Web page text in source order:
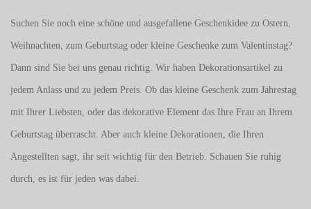
Suchen Sie noch eine schöne und ausgefallene Geschenkidee zu Ostern,
Weihnachten, zum Geburtstag oder kleine Geschenke zum Valentinstag?
Dann sind Sie bei uns genau richtig. Wir haben Dekorationsartikel zu
jedem Anlass und zu jedem Preis. Ob das kleine Geschenk zum Jahrestag
mit Ihrer Liebsten, oder das dekorative Element das Ihre Frau an Ihrem
Geburtstag überrascht. Aber auch kleine Dekorationen, die Ihren
Angestellten sagt, ihr seit wichtig für den Betrieb. Schauen Sie ruhig
durch, es ist für jeden was dabei.